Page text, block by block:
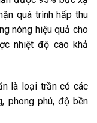
quá trình hấp thu
nóng hiệu quả cho
nhiệt độ cao khả
là loại trần có các
phong phú, độ bền